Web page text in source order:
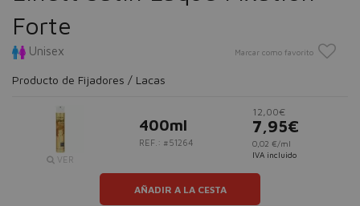
Forte
Unisex Marcar como favorito
Producto de Fijadores / Lacas
VER
400ml
REF.: #51264
12,00€
7,95€
0,02 €/ml
IVA incluido
AÑADIR A LA CESTA